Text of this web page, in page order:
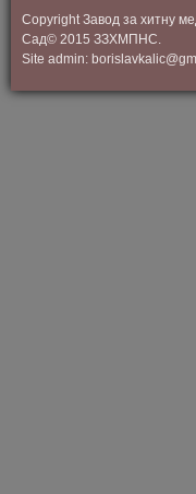
Copyright Завод за хитну
Сад© 2015 ЗЗХМПНС.
Site admin: